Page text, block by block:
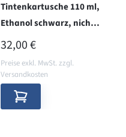
Tintenkartusche 110 ml,
Ethanol schwarz, nicht
pigmentiert
REGULÄRER PREIS:
32,00 €
Preise exkl. MwSt. zzgl.
Versandkosten